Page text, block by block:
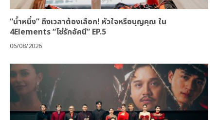
“น้ำหนึ่ง” ถึงเวลาต้องเลือก! หัวใจหรือบุญคุณ ใน
4Elements “โซ่รักอัคนี” EP.5
06/08/2026